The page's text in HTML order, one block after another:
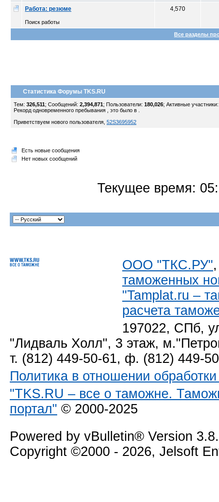
Работа: резюме
Поиск работы
4,570
Все разделы
Статистика Форумы TKS.RU
Тем: 326,511; Сообщений: 2,394,871; Пользователи: 180,026; Активные
Рекорд одновременного пребывания , это было в .
Приветствуем нового пользователя, 52S3695952
Есть новые сообщения
Нет новых сообщений
Текущее время:
ООО "ТКС.РУ"
таможенных
"Tamplat.ru –
расчета
197022, СПб,
"Лидваль Холл", 3 этаж,
т. (812) 449-50-61, ф. (812) 449-
Политика в отношении
"TKS.RU – все о таможне.
портал" © 2000-2025
Powered by vBulletin® Version
Copyright ©2000 - 2026, Jelsoft